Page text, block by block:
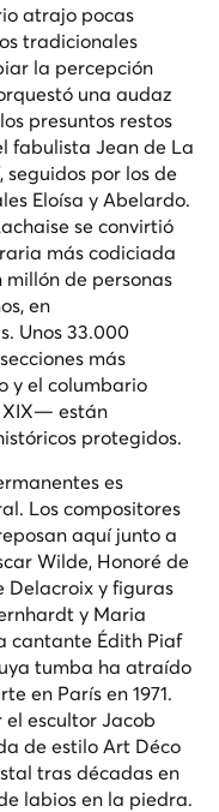
atrajo pocas
tradicionales
la percepción
una audaz
presuntos restos
fabulista Jean de La
por los de
Eloísa y Abelardo.
se convirtió
más codiciada
millón de personas
en
Unos 33.000
más
y el columbario
XIX— están
protegidos.
es
Los compositores
aquí junto a
Wilde, Honoré de
Delacroix y figuras
y Maria
cantante Édith Piaf
tumba ha atraído
en París en 1971.
escultor Jacob
de estilo Art Déco
tras décadas en
labios en la piedra.